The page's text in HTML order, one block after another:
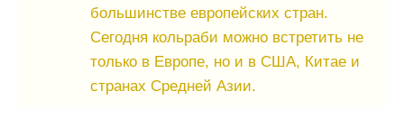
большинстве европейских стран.
Сегодня кольраби можно встретить не
только в Европе, но и в США, Китае и
странах Средней Азии.